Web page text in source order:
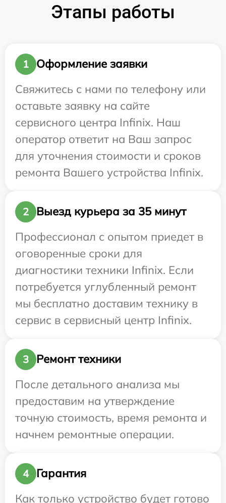
Этапы работы
1
Оформление заявки
Свяжитесь с нами по телефону или
оставьте заявку на сайте
сервисного центра Infinix. Наш
оператор ответит на Ваш запрос
для уточнения стоимости и сроков
ремонта Вашего устройства Infinix.
2
Выезд курьера за 35 минут
Профессионал с опытом приедет в
оговоренные сроки для
диагностики техники Infinix. Если
потребуется углубленный ремонт
мы бесплатно доставим технику в
сервис в сервисный центр Infinix.
3
Ремонт техники
После детального анализа мы
предоставим на утверждение
точную стоимость, время ремонта и
начнем ремонтные операции.
4
Гарантия
Как только устройство будет готово